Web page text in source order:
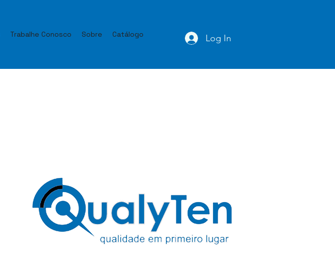
Trabalhe Conosco Sobre Catálogo Log In